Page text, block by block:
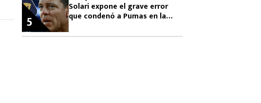
Solari expone el grave error
que condenó a Pumas en la
5